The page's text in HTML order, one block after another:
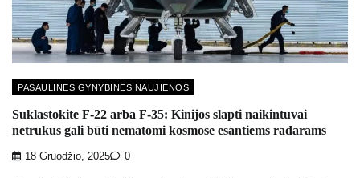
PASAULINĖS GYNYBINĖS NAUJIENOS
Suklastokite F-22 arba F-35: Kinijos slapti naikintuvai
netrukus gali būti nematomi kosmose esantiems radarams
18 Gruodžio, 2025 0